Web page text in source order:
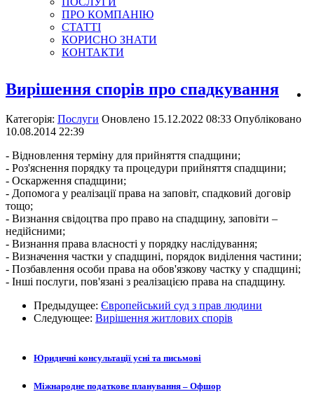
ПРО КОМПАНІЮ
СТАТТІ
КОРИСНО ЗНАТИ
КОНТАКТИ
Вирішення спорів про спадкування
Категорія: Послуги Оновлено 15.12.2022 08:33 Опубліковано
10.08.2014 22:39
- Відновлення терміну для прийняття спадщини;
- Роз'яснення порядку та процедури прийняття спадщини;
- Оскарження спадщини;
- Допомога у реалізації права на заповіт, спадковий договір
тощо;
- Визнання свідоцтва про право на спадщину, заповіти –
недійсними;
- Визнання права власності у порядку наслідування;
- Визначення частки у спадщині, порядок виділення частини;
- Позбавлення особи права на обов'язкову частку у спадщині;
- Інші послуги, пов'язані з реалізацією права на спадщину.
Предыдущее: Європейський суд з прав людини
Следующее: Вирішення житлових спорів
Юридичні консультації усні та письмові
Міжнародне податкове планування – Офшор